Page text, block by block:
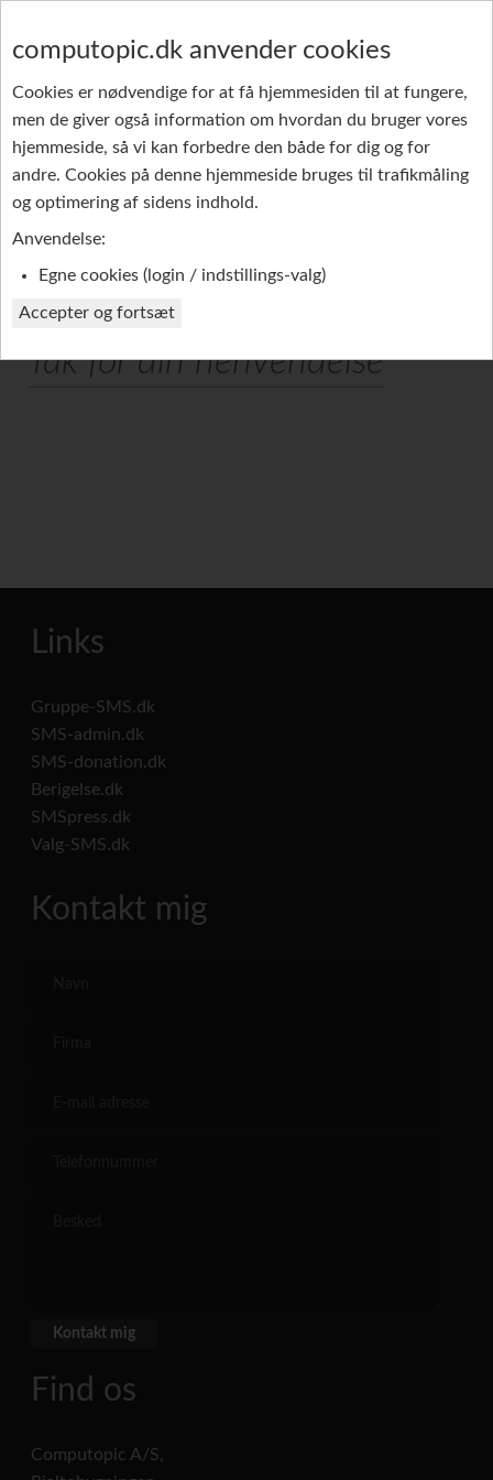
GRUPPE-SMS REFERENCER
Tak for din henvendelse
Links
Gruppe-SMS.dk
SMS-admin.dk
SMS-donation.dk
Berigelse.dk
SMSpress.dk
Valg-SMS.dk
Kontakt mig
Find os
Computopic A/S,
computopic.dk anvender cookies
Cookies er nødvendige for at få hjemmesiden til at fungere,
men de giver også information om hvordan du bruger vores
hjemmeside, så vi kan forbedre den både for dig og for
andre. Cookies på denne hjemmeside bruges til trafikmåling
og optimering af sidens indhold.
Anvendelse:
Egne cookies (login / indstillings-valg)
Accepter og fortsæt